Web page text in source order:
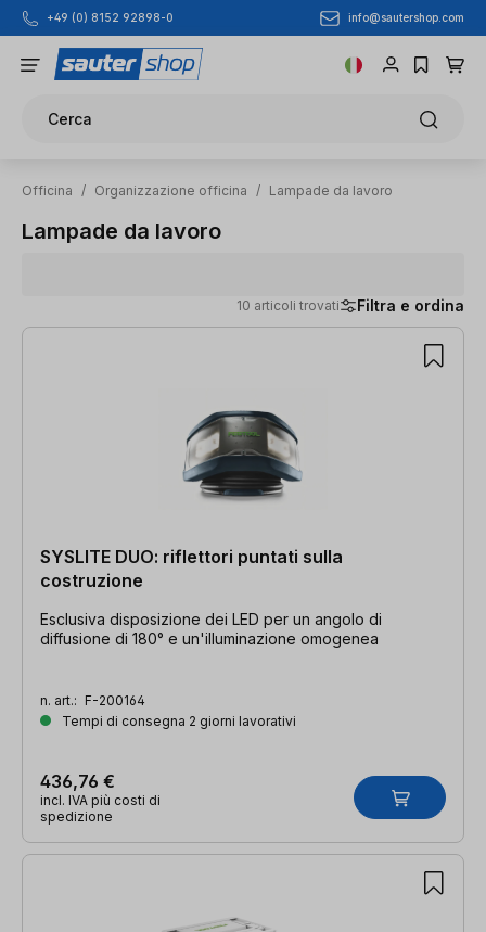
Passa al contenuto principale
+49 (0) 8152 92898-0 info@sautershop.com
Cerca
Officina / Organizzazione officina / Lampade da lavoro
Lampade da lavoro
10 articoli trovati Filtra e ordina
10 articoli trovati
SYSLITE DUO: riflettori puntati sulla
costruzione
Esclusiva disposizione dei LED per un angolo di
diffusione di 180° e un'illuminazione omogenea
n. art.: F-200164
Tempi di consegna 2 giorni lavorativi
436,76 €
incl. IVA più costi di
spedizione